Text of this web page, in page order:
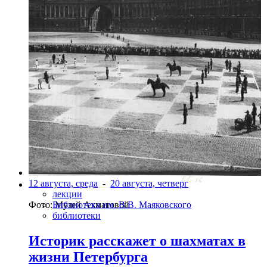
Фото: Музей Ахматовой
12 августа, среда - 20 августа, четверг
лекции
Библиотека им. В.В. Маяковского
библиотеки
Историк расскажет о шахматах в
жизни Петербурга